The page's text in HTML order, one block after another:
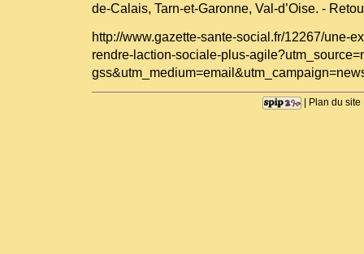
de-Calais, Tarn-et-Garonne, Val-d’Oise. -
http://www.gazette-sante-social.fr/12267/une-
rendre-laction-sociale-plus-
| Plan du site